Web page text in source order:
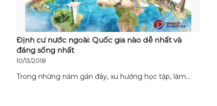
Định cư nước ngoài: Quốc gia nào dễ nhất và
đáng sống nhất
10/13/2018
Trong những năm gần đây, xu hướng học tập, làm…